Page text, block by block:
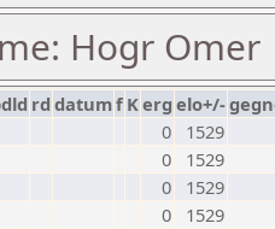
Hogr Omer
rd datumf Kerg elo+/-
0
1529
0
1529
0
1529
0
1529